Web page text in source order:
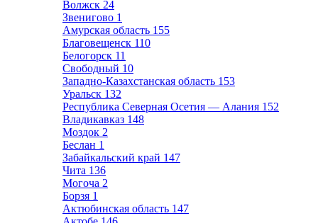
Волжск 24
Звенигово 1
Амурская область 155
Благовещенск 110
Белогорск 11
Свободный 10
Западно-Казахстанская область 153
Уральск 132
Республика Северная Осетия — Алания 152
Владикавказ 148
Моздок 2
Беслан 1
Забайкальский край 147
Чита 136
Могоча 2
Борзя 1
Актюбинская область 147